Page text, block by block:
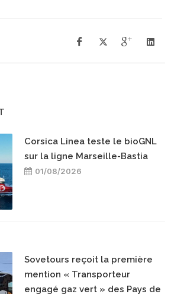
Corsica Linea teste le bioGNL
sur la ligne Marseille-Bastia
01/08/2026
Sovetours reçoit la première
mention « Transporteur
engagé gaz vert » des Pays de